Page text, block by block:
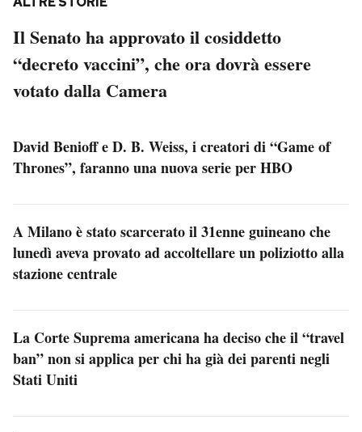
Il Senato ha approvato il cosiddetto
“decreto vaccini”, che ora dovrà essere
votato dalla Camera
David Benioff e D. B. Weiss, i creatori di “Game of
Thrones”, faranno una nuova serie per HBO
A Milano è stato scarcerato il 31enne guineano che
lunedì aveva provato ad accoltellare un poliziotto alla
stazione centrale
La Corte Suprema americana ha deciso che il “travel
ban” non si applica per chi ha già dei parenti negli
Stati Uniti